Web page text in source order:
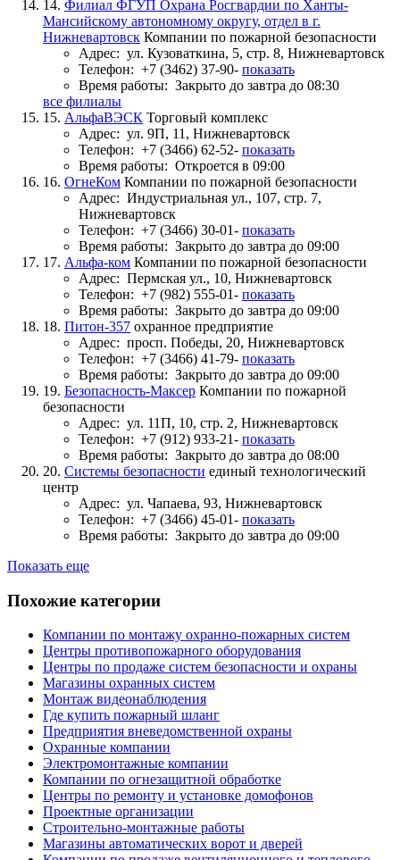
14. Филиал ФГУП Охрана Росгвардии по Ханты-
Мансийскому автономному округу, отдел в г.
Нижневартовск Компании по пожарной безопасности
Адрес: ул. Кузоваткина, 5, стр. 8, Нижневартовск
Телефон: +7 (3462) 37-90- показать
Время работы: Закрыто до завтра до 08:30
все филиалы
15. АльфаВЭСК Торговый комплекс
Адрес: ул. 9П, 11, Нижневартовск
Телефон: +7 (3466) 62-52- показать
Время работы: Откроется в 09:00
16. ОгнеКом Компании по пожарной безопасности
Адрес: Индустриальная ул., 107, стр. 7,
Нижневартовск
Телефон: +7 (3466) 30-01- показать
Время работы: Закрыто до завтра до 09:00
17. Альфа-ком Компании по пожарной безопасности
Адрес: Пермская ул., 10, Нижневартовск
Телефон: +7 (982) 555-01- показать
Время работы: Закрыто до завтра до 09:00
18. Питон-357 охранное предприятие
Адрес: просп. Победы, 20, Нижневартовск
Телефон: +7 (3466) 41-79- показать
Время работы: Закрыто до завтра до 09:00
19. Безопасность-Максер Компании по пожарной
безопасности
Адрес: ул. 11П, 10, стр. 2, Нижневартовск
Телефон: +7 (912) 933-21- показать
Время работы: Закрыто до завтра до 08:00
20. Системы безопасности единый технологический
центр
Адрес: ул. Чапаева, 93, Нижневартовск
Телефон: +7 (3466) 45-01- показать
Время работы: Закрыто до завтра до 09:00
Показать еще
Похожие категории
Компании по монтажу охранно-пожарных систем
Центры противопожарного оборудования
Центры по продаже систем безопасности и охраны
Магазины охранных систем
Монтаж видеонаблюдения
Где купить пожарный шланг
Предприятия вневедомственной охраны
Охранные компании
Электромонтажные компании
Компании по огнезащитной обработке
Центры по ремонту и установке домофонов
Проектные организации
Строительно-монтажные работы
Магазины автоматических ворот и дверей